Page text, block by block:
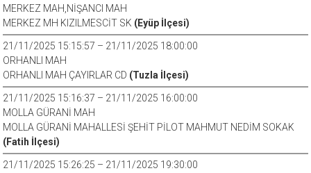
MERKEZ MAH,NİŞANCI MAH
MERKEZ MH KIZILMESCİT SK (Eyüp İlçesi)
21/11/2025 15:15:57 – 21/11/2025 18:00:00
ORHANLI MAH
ORHANLI MAH ÇAYIRLAR CD (Tuzla İlçesi)
21/11/2025 15:16:37 – 21/11/2025 16:00:00
MOLLA GÜRANİ MAH
MOLLA GÜRANİ MAHALLESİ ŞEHİT PİLOT MAHMUT NEDİM SOKAK
(Fatih İlçesi)
21/11/2025 15:26:25 – 21/11/2025 19:30:00